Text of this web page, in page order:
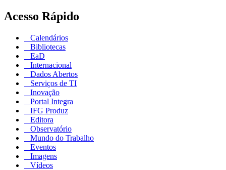
Acesso Rápido
Calendários
Bibliotecas
EaD
Internacional
Dados Abertos
Serviços de TI
Inovação
Portal Integra
IFG Produz
Editora
Observatório
Mundo do Trabalho
Eventos
Imagens
Vídeos